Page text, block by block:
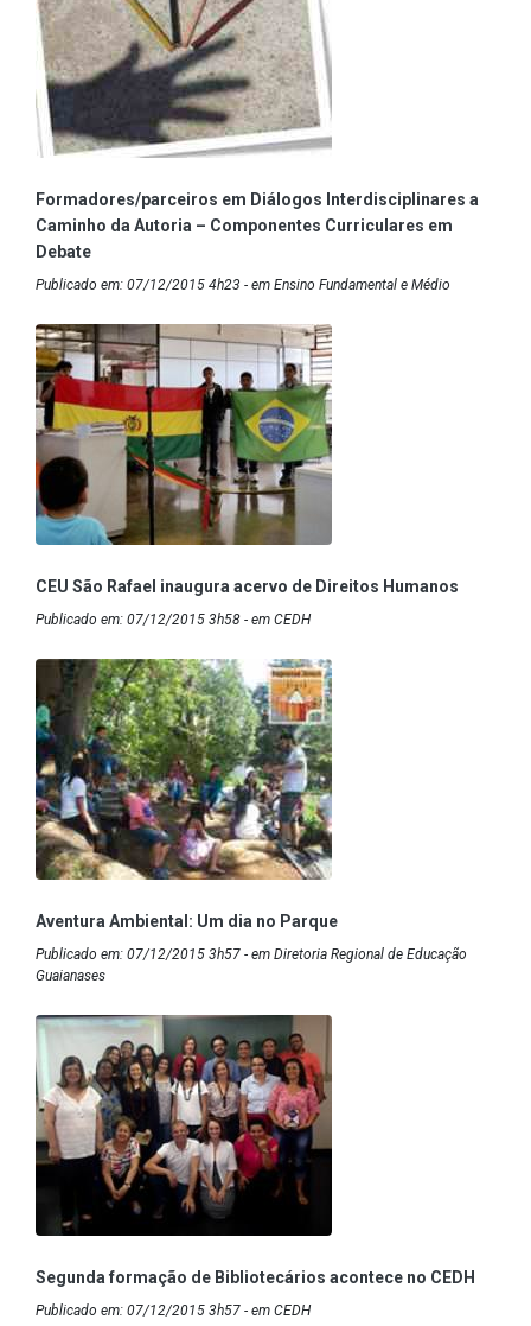
Formadores/parceiros em Diálogos Interdisciplinares a
Caminho da Autoria – Componentes Curriculares em
Debate
Publicado em: 07/12/2015 4h23 - em Ensino Fundamental e Médio
CEU São Rafael inaugura acervo de Direitos Humanos
Publicado em: 07/12/2015 3h58 - em CEDH
Aventura Ambiental: Um dia no Parque
Publicado em: 07/12/2015 3h57 - em Diretoria Regional de Educação
Guaianases
Segunda formação de Bibliotecários acontece no CEDH
Publicado em: 07/12/2015 3h57 - em CEDH